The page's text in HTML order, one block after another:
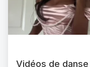
Vidéos de